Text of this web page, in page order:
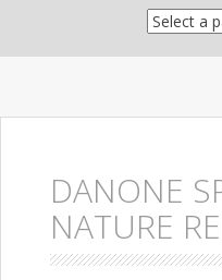
DANONE
NATURE